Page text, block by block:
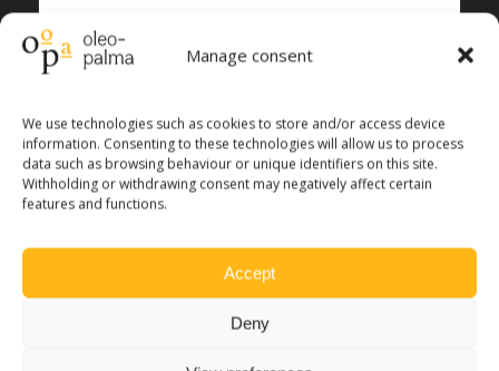
Manage consent
We use technologies such as cookies to store and/or access device
information. Consenting to these technologies will allow us to process
data such as browsing behaviour or unique identifiers on this site.
Withholding or withdrawing consent may negatively affect certain
features and functions.
Accept
Deny
actual
IVA incl.